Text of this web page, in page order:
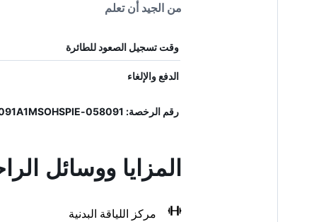
من الجيد أن تعلم
وقت تسجيل الصعود للطائرة
الدفع والإلغاء
رقم الرخصة: 058091-ALB-00907, IT058091A1MSOHSPIE
المزايا ووسائل
مركز اللياقة البدنية